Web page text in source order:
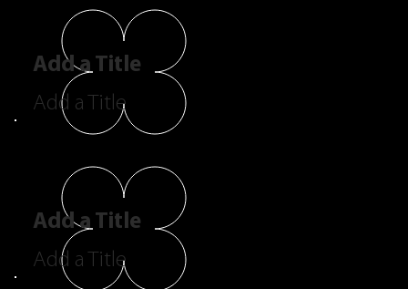
Add a Title
Add a Title
Add a Title
Add a Title